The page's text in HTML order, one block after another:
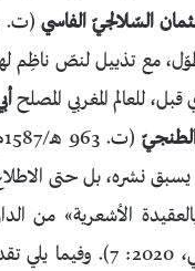
السّلالجيّ الفاسي
مع تذييل لنصّ ناظِم
للعالم المغربي المصلح
يسبق نشره، بل حتى
الأشعرية» من
(مقدمة: السلالجي، 2020: